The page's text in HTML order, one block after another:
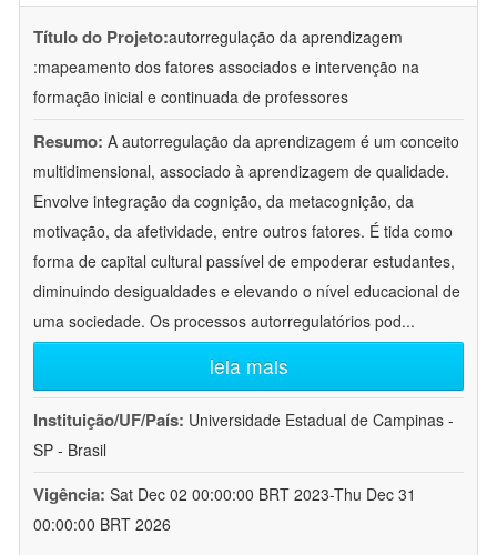
Título do Projeto:autorregulação da aprendizagem
:mapeamento dos fatores associados e intervenção na
formação inicial e continuada de professores
Resumo: A autorregulação da aprendizagem é um conceito
multidimensional, associado à aprendizagem de qualidade.
Envolve integração da cognição, da metacognição, da
motivação, da afetividade, entre outros fatores. É tida como
forma de capital cultural passível de empoderar estudantes,
diminuindo desigualdades e elevando o nível educacional de
uma sociedade. Os processos autorregulatórios pod...
leia mais
Instituição/UF/País: Universidade Estadual de Campinas -
SP - Brasil
Vigência: Sat Dec 02 00:00:00 BRT 2023-Thu Dec 31
00:00:00 BRT 2026